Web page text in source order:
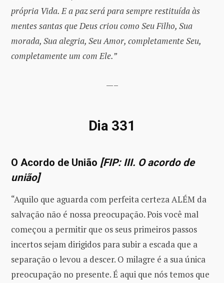
própria Vida. E a paz será para sempre restituída às
mentes santas que Deus criou como Seu Filho, Sua
morada, Sua alegria, Seu Amor, completamente Seu,
completamente um com Ele.”
—–
Dia 331
O Acordo de União [FIP: III. O acordo de
união]
“Aquilo que aguarda com perfeita certeza ALÉM da
salvação não é nossa preocupação. Pois você mal
começou a permitir que os seus primeiros passos
incertos sejam dirigidos para subir a escada que a
separação o levou a descer. O milagre é a sua única
preocupação no presente. É aqui que nós temos que